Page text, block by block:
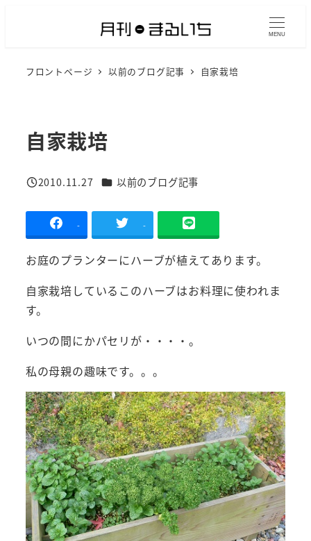
MENU
フロントページ 以前のブログ記事 自家栽培
自家栽培
投稿日
2010.11.27 カテゴリー
以前のブログ記事
- -
お庭のプランターにハーブが植えてあります。
自家栽培しているこのハーブはお料理に使われま
す。
いつの間にかパセリが・・・・。
私の母親の趣味です。。。